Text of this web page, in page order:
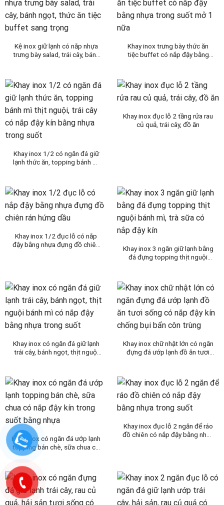
Kệ inox giữ lạnh có nắp nhựa
trưng bày salad, trái cây, bánh
Khay inox trưng bày thức ăn
tiệc buffet có nắp đậy bằng
Khay inox 1/2 có ngăn đá giữ
lạnh thức ăn, topping bánh mì
Khay inox đục lỗ 2 tầng rửa rau
củ quả, trái cây, đồ ăn
Khay inox 1/2 đục lỗ có nắp
đậy bằng nhựa đựng đồ chiên
Khay inox 3 ngăn giữ lạnh bằng
đá đựng topping thịt nguội
Khay inox có ngăn đá giữ lạnh
trái cây, bánh ngọt, thịt nguội
Khay inox chữ nhật lớn có ngăn
đựng đá ướp lạnh đồ ăn tươi
Khay inox có ngăn đá ướp lạnh
topping bán chè, sữa chua có
nắp đậy kín trong suốt bằng
Khay inox đục lỗ 2 ngăn để ráo
đồ chiên có nắp đậy bằng nhựa